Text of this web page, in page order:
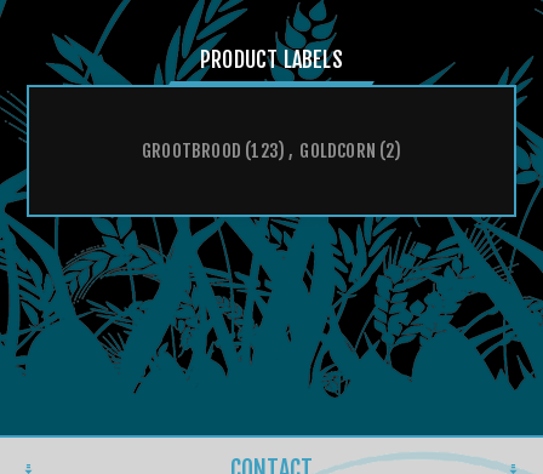
PRODUCT LABELS
GROOTBROOD (123) , GOLDCORN (2)